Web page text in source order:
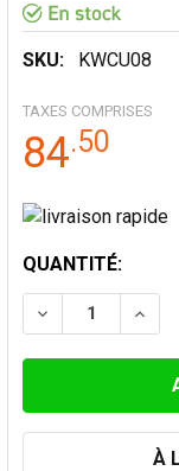
SKU: KWCU08
TAXES COMPRISES
84.50
STOCK
ACTUEL:
QUANTITÉ:
DIMINUER LA
À